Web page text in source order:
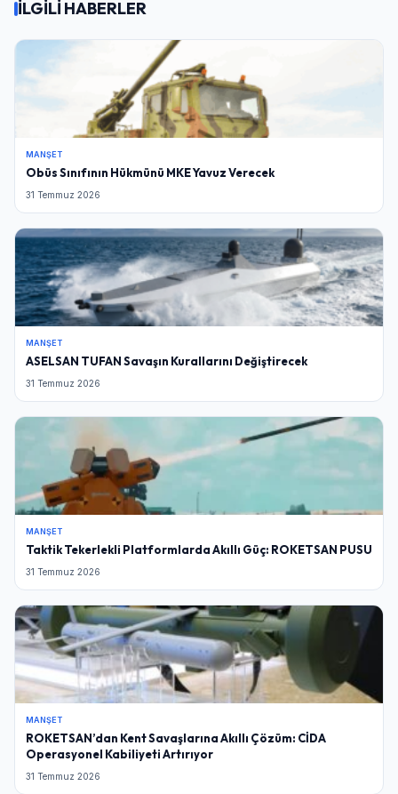
İLGİLİ HABERLER
MANŞET
Obüs Sınıfının Hükmünü MKE Yavuz Verecek
31 Temmuz 2026
MANŞET
ASELSAN TUFAN Savaşın Kurallarını Değiştirecek
31 Temmuz 2026
MANŞET
Taktik Tekerlekli Platformlarda Akıllı Güç: ROKETSAN PUSU
31 Temmuz 2026
MANŞET
ROKETSAN’dan Kent Savaşlarına Akıllı Çözüm: CİDA
Operasyonel Kabiliyeti Artırıyor
31 Temmuz 2026